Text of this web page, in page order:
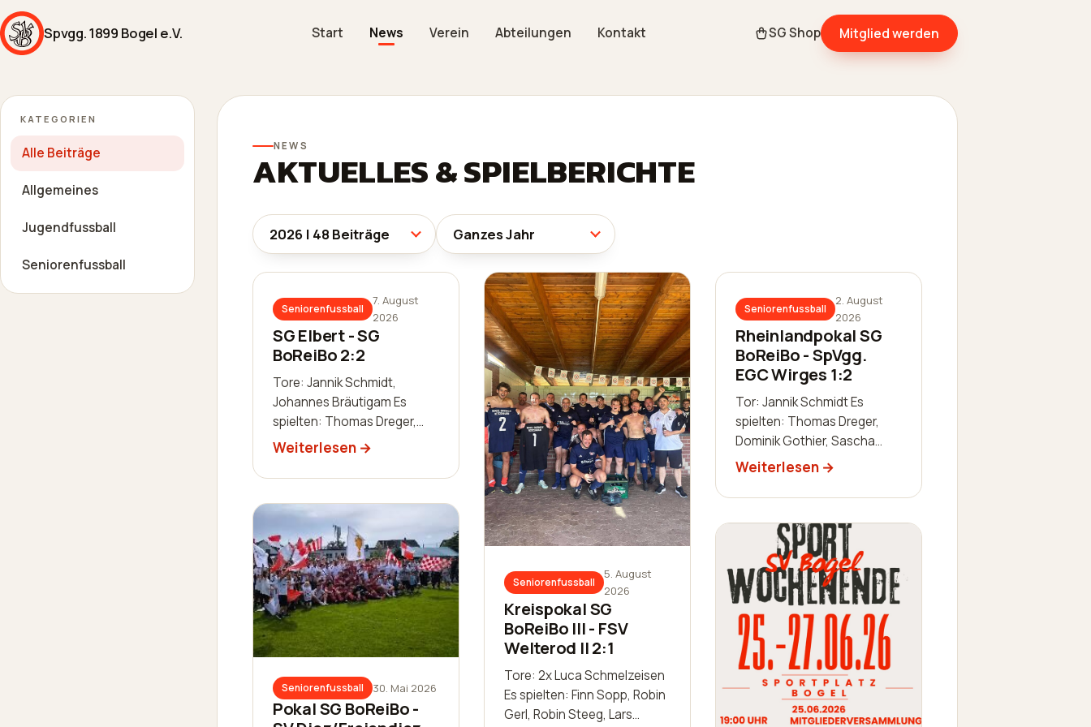
Spvgg. 1899 Bogel e.V. Start News Verein Abteilungen Kontakt SG Shop Mitglied werden
KATEGORIEN
Alle Beiträge
Allgemeines
Jugendfussball
Seniorenfussball
NEWS
AKTUELLES & SPIELBERICHTE
Seniorenfussball
7. August
2026
SG Elbert - SG
BoReiBo 2:2
Tore: Jannik Schmidt,
Johannes Bräutigam Es
spielten: Thomas Dreger,
Dominik Gothier, Sascha
Luis Becker, Robin
Zimmermann, Nils Bai…
Weiterlesen
Seniorenfussball
5. August
2026
Kreispokal SG
BoReiBo III - FSV
Welterod II 2:1
Tore: 2x Luca Schmelzeisen
Es spielten: Finn Sopp, Robin
Gerl, Robin Steeg, Lars
Seniorenfussball
2. August
2026
Rheinlandpokal SG
BoReiBo - SpVgg.
EGC Wirges 1:2
Tor: Jannik Schmidt Es
spielten: Thomas Dreger,
Dominik Gothier, Sascha
Schaab-Lorch, William Huth,
Zimmermann, Julien
Leidinger, Jannik Schm…
Weiterlesen
Seniorenfussball 30. Mai 2026
Pokal SG BoReiBo -